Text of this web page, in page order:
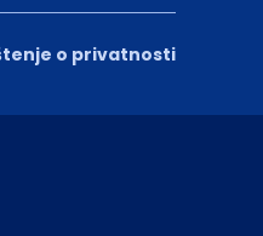
o privatnosti